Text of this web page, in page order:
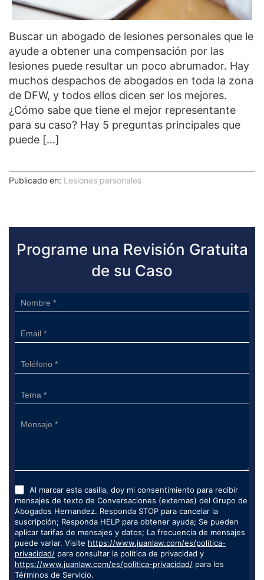
Buscar un abogado de lesiones personales que le
ayude a obtener una compensación por las
lesiones puede resultar un poco abrumador. Hay
muchos despachos de abogados en toda la zona
de DFW, y todos ellos dicen ser los mejores.
¿Cómo sabe que tiene el mejor representante
para su caso? Hay 5 preguntas principales que
puede […]
Publicado en: Lesiones personales
Programe una Revisión Gratuita
de su Caso
Sidebar
Form
Al marcar esta casilla, doy mi consentimiento para recibir
mensajes de texto de Conversaciones (externas) del Grupo de
Abogados Hernandez. Responda STOP para cancelar la
suscripción; Responda HELP para obtener ayuda; Se pueden
aplicar tarifas de mensajes y datos; La frecuencia de mensajes
puede variar. Visite https://www.juanlaw.com/es/politica-
privacidad/ para consultar la política de privacidad y
https://www.juanlaw.com/es/politica-privacidad/ para los
Términos de Servicio.